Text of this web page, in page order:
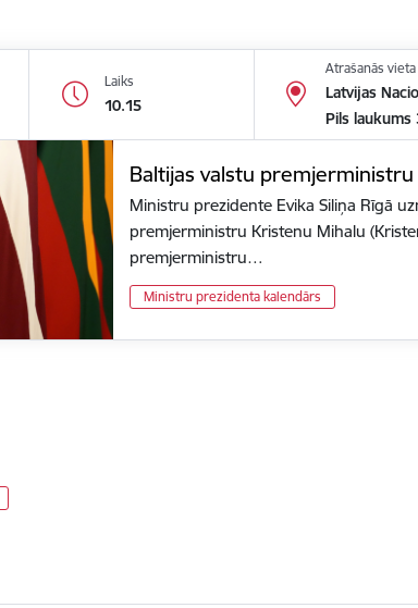
Laiks
10.15
Atrašanās vieta
Latvijas
Pils laukums
Baltijas valstu premjerministru
Ministru prezidente Evika Siliņa Rīgā
premjerministru Kristenu Mihalu
premjerministru…
Ministru prezidenta kalendārs